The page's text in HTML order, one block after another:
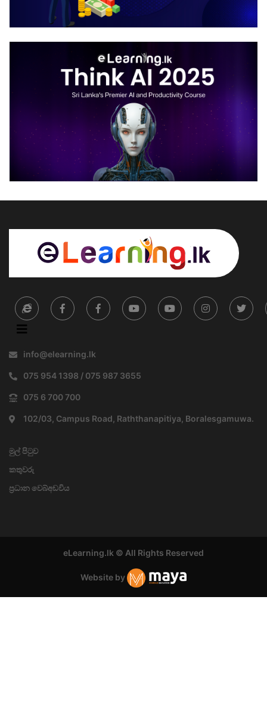
info@elearning.lk
075 954 1398 / 075 987 3655
075 6 700 700
102/03, Campus Road, Raththanapitiya, Boralesgamuwa.
මුල් පිටුව
කතුවරු
ප්‍රධාන වෙබ්අඩවිය
eLearning.lk © All Rights Reserved
Website by